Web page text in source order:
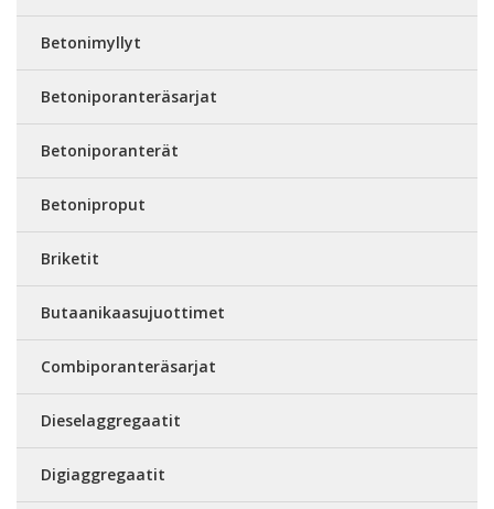
Betonimyllyt
Betoniporanteräsarjat
Betoniporanterät
Betoniproput
Briketit
Butaanikaasujuottimet
Combiporanteräsarjat
Dieselaggregaatit
Digiaggregaatit